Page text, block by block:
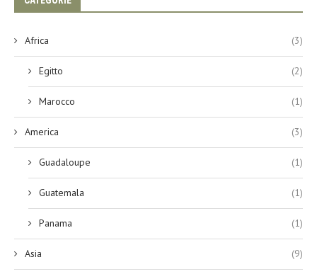
Africa (3)
Egitto (2)
Marocco (1)
America (3)
Guadaloupe (1)
Guatemala (1)
Panama (1)
Asia (9)